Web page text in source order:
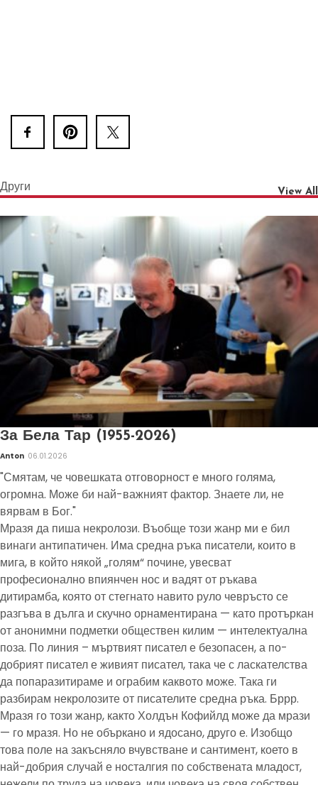
Други View All
За Бела Тар (1955-2026)
Anton 06.01.2026
"Смятам, че човешката отговорност е много голяма,
огромна. Може би най-важният фактор. Знаете ли, не
вярвам в Бог."
Мразя да пиша некролози. Въобще този жанр ми е бил
винаги антипатичен. Има средна ръка писатели, които в
мига, в който някой „голям“ почине, увесват
професионално впиянчен нос и вадят от ръкава
дитирамба, която от стегнато навито руло чевръсто се
разгъва в дълга и скучно орнаментирана — като протъркан
от анонимни подметки обществен килим — интелектуална
поза. По линия – мъртвият писател е безопасен, а по-
добрият писател е живият писател, така че с ласкателства
да попаразитираме и ограбим каквото може. Така ги
разбирам некролозите от писателите средна ръка. Бррр.
Мразя го този жанр, както Холдън Кофийлд може да мрази
— го мразя. Но не объркано и ядосано, друго е. Изобщо
това поле на закъсняло вчувстване и сантимент, което в
най-добрия случай е носталгия по собствената младост,